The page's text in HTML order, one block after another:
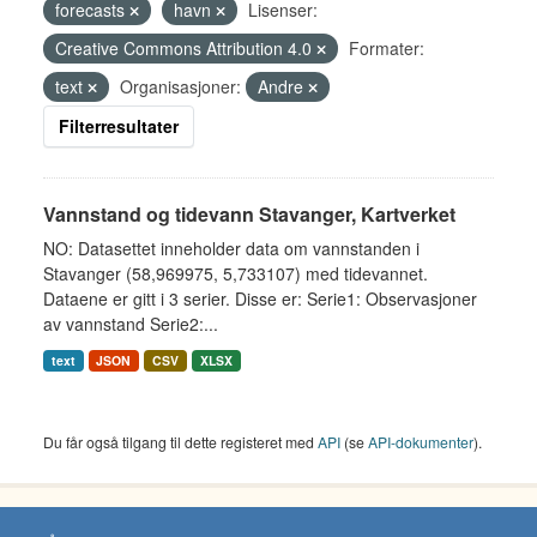
forecasts
havn
Lisenser:
Creative Commons Attribution 4.0
Formater:
text
Organisasjoner:
Andre
Filterresultater
Vannstand og tidevann Stavanger, Kartverket
NO: Datasettet inneholder data om vannstanden i
Stavanger (58,969975, 5,733107) med tidevannet.
Dataene er gitt i 3 serier. Disse er: Serie1: Observasjoner
av vannstand Serie2:...
text JSON CSV XLSX
Du får også tilgang til dette registeret med API (seAPI-dokumenter).